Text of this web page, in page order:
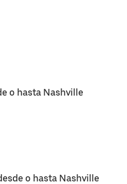
o hasta Nashville
o hasta Nashville